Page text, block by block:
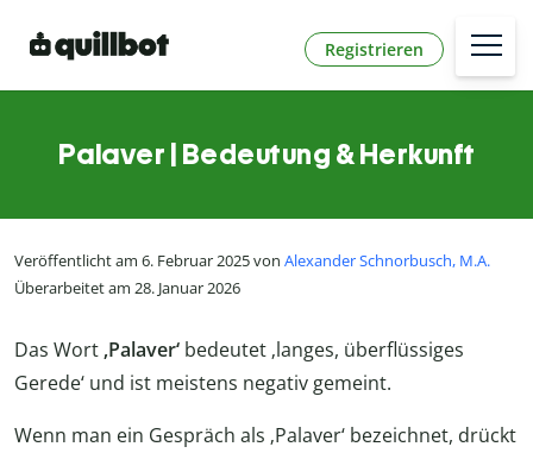
Registrieren
Palaver | Bedeutung & Herkunft
Veröffentlicht am 6. Februar 2025 von Alexander Schnorbusch, M.A.
Überarbeitet am 28. Januar 2026
Das Wort ‚Palaver‘ bedeutet ‚langes, überflüssiges
Gerede‘ und ist meistens negativ gemeint.
Wenn man ein Gespräch als ‚Palaver‘ bezeichnet, drückt